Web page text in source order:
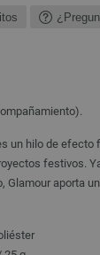
un hilo de efecto
festivos.
Glamour aporta